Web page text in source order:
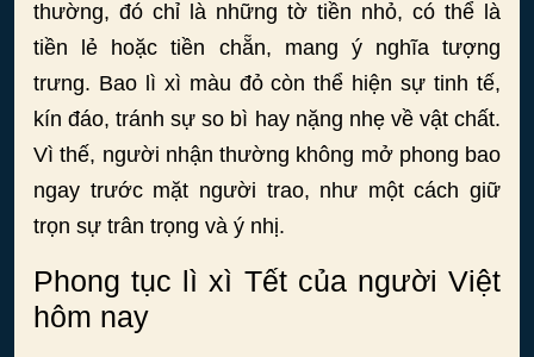
thường, đó chỉ là những tờ tiền nhỏ, có thể là
tiền lẻ hoặc tiền chẵn, mang ý nghĩa tượng
trưng. Bao lì xì màu đỏ còn thể hiện sự tinh tế,
kín đáo, tránh sự so bì hay nặng nhẹ về vật chất.
Vì thế, người nhận thường không mở phong bao
ngay trước mặt người trao, như một cách giữ
trọn sự trân trọng và ý nhị.
Phong tục lì xì Tết của người Việt
hôm nay